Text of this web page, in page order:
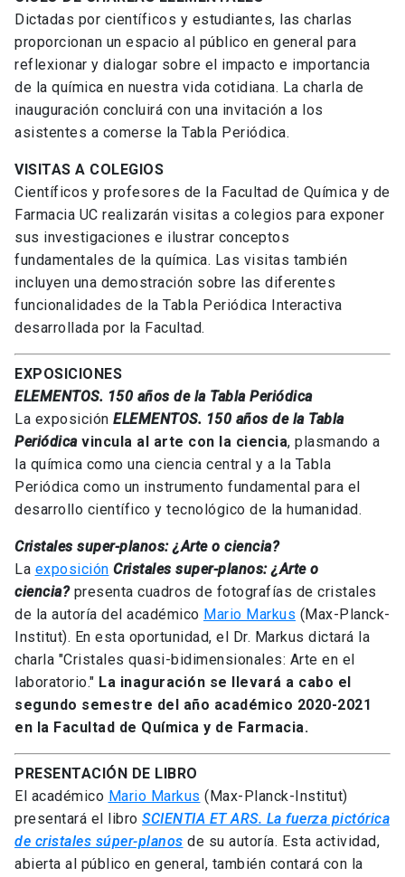
Dictadas por científicos y estudiantes, las charlas
proporcionan un espacio al público en general para
reflexionar y dialogar sobre el impacto e importancia
de la química en nuestra vida cotidiana. La charla de
inauguración concluirá con una invitación a los
asistentes a comerse la Tabla Periódica.
VISITAS A COLEGIOS
Científicos y profesores de la Facultad de Química y de
Farmacia UC realizarán visitas a colegios para exponer
sus investigaciones e ilustrar conceptos
fundamentales de la química. Las visitas también
incluyen una demostración sobre las diferentes
funcionalidades de la Tabla Periódica Interactiva
desarrollada por la Facultad.
EXPOSICIONES
ELEMENTOS. 150 años de la Tabla Periódica
La exposición ELEMENTOS. 150 años de la Tabla
Periódica vincula al arte con la ciencia, plasmando a
la química como una ciencia central y a la Tabla
Periódica como un instrumento fundamental para el
desarrollo científico y tecnológico de la humanidad.
Cristales super-planos: ¿Arte o ciencia?
La exposición Cristales super-planos: ¿Arte o
ciencia? presenta cuadros de fotografías de cristales
de la autoría del académico Mario Markus (Max-Planck-
Institut). En esta oportunidad, el Dr. Markus dictará la
charla "Cristales quasi-bidimensionales: Arte en el
laboratorio." La inaguración se llevará a cabo el
segundo semestre del año académico 2020-2021
en la Facultad de Química y de Farmacia.
PRESENTACIÓN DE LIBRO
El académico Mario Markus (Max-Planck-Institut)
presentará el libro SCIENTIA ET ARS. La fuerza pictórica
de cristales súper-planos de su autoría. Esta actividad,
abierta al público en general, también contará con la